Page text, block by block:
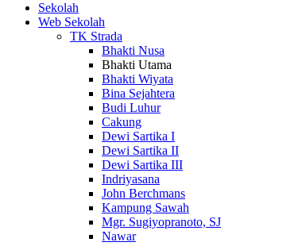
Sekolah
Web Sekolah
TK Strada
Bhakti Nusa
Bhakti Utama
Bhakti Wiyata
Bina Sejahtera
Budi Luhur
Cakung
Dewi Sartika I
Dewi Sartika II
Dewi Sartika III
Indriyasana
John Berchmans
Kampung Sawah
Mgr. Sugiyopranoto, SJ
Nawar